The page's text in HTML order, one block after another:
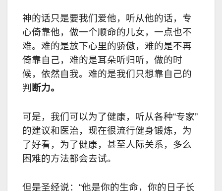
神的话只是要我们爱他，听从他的话，专
心倚靠他，做一个顺命的儿女，一点也不
难。难的是放下心里的骄傲，难的是不再
倚靠自己，难的是耳朵听归听，做的时
候，依然自我。难的是我们只想靠自己的
判 断力。
可是，我们可以为了健康，听从各种“专家”
的建议和医治，现在很流行健身锻炼，为
了好看，为了健康，甚至人际关系，多么
困难的方法都会去试。
但是圣经说：“他是你的生命，你的日子长